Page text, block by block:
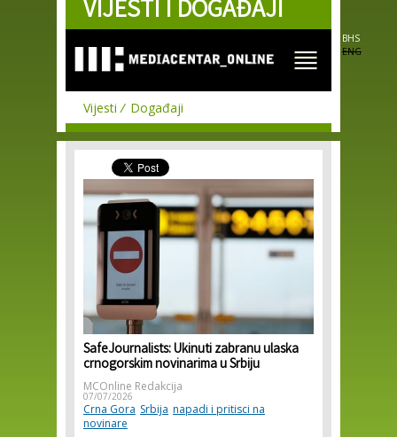
Skip to
main
VIJESTI I DOGAĐAJI
BHS
ENG
Vijesti Događaji
SafeJournalists: Ukinuti zabranu ulaska
crnogorskim novinarima u Srbiju
MCOnline Redakcija
07/07/2026
Crna Gora Srbija napadi i pritisci na
novinare